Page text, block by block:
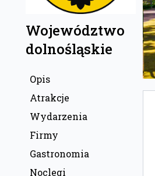
Województwo
dolnośląskie
Opis
Atrakcje
Wydarzenia
Firmy
Gastronomia
Noclegi